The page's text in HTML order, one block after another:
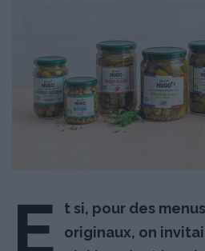
E
t si, pour des
originaux, on